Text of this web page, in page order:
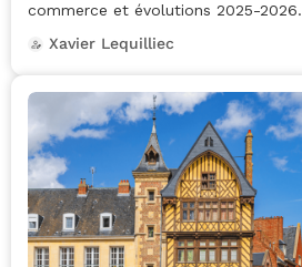
commerce et évolutions 2025-2026.
Xavier Lequilliec